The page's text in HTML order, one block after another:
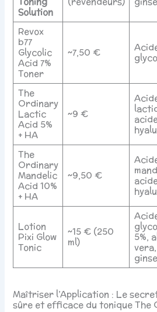
Solution
Revox
b77
Glycolic
Acid 7%
Toner
~7,50 €
The
Ordinary
Lactic
Acid 5%
+ HA
~9 €
The
Ordinary
Mandelic
Acid 10%
+ HA
~9,50 €
Lotion
Pixi Glow
Tonic
~15 € (250
ml)
5%,
vera,
Maîtriser l’Application : Le
sûre et efficace du tonique The